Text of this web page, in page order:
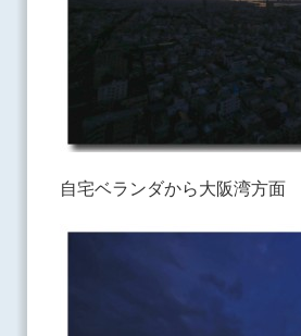
自宅ベランダから大阪湾方面